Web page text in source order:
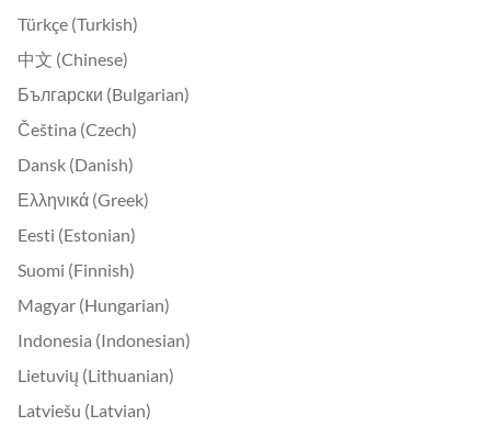
Türkçe (Turkish)
中文 (Chinese)
Български (Bulgarian)
Čeština (Czech)
Dansk (Danish)
Ελληνικά (Greek)
Eesti (Estonian)
Suomi (Finnish)
Magyar (Hungarian)
Indonesia (Indonesian)
Lietuvių (Lithuanian)
Latviešu (Latvian)